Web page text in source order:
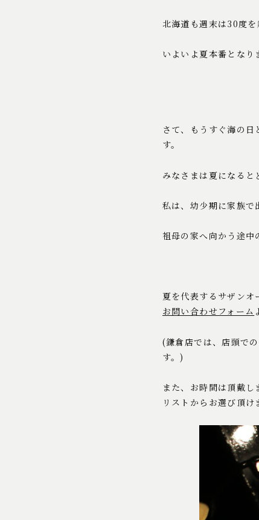
北海道も週末は30度を
いよいよ夏本番となり
さて、もうすぐ海の
す。
みなさまは夏になると
私は、幼少期に家族で
祖母の家へ向かう途中
夏を代表するサザンオ
お問い合わせフォーム
(鎌倉店では、店頭で
す。)
また、お時間は頂戴し
リストからお選び頂け